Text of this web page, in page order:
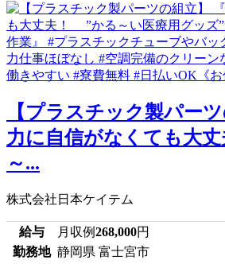
【プラスチック製パー
力に自信がなくても大
～...
株式会社日本ケイテム
給与 月収例268,000円
勤務地 静岡県 富士宮市